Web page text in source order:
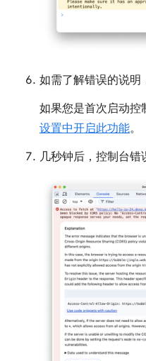
如需了解错误的说明
如果您是首次启动控
设置中开启此功能。
几秒钟后，控制台错